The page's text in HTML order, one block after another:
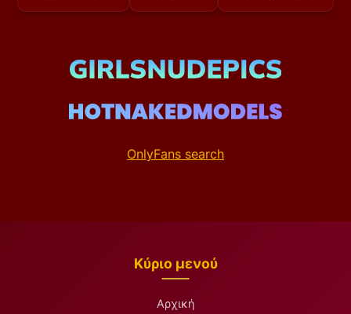
OnlyFans search
Κύριο μενού
Αρχική